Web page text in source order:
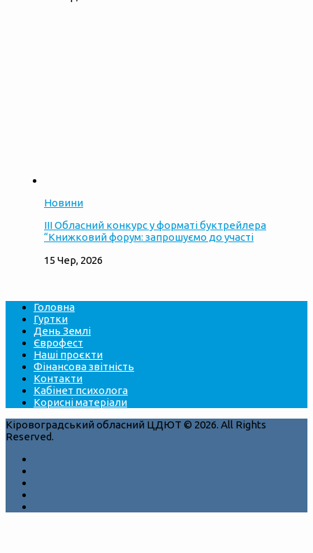
Новини
ІІІ Обласний конкурс у форматі буктрейлера
“Книжковий форум: запрошуємо до участі
15 Чер, 2026
Головна
Гуртки
День Землі
Єврофест
Наші проєкти
Фінансова звітність
Контакти
Кабінет психолога
Корисні матеріали
Кіровоградський обласний ЦДЮТ © 2026. All Rights
Reserved.